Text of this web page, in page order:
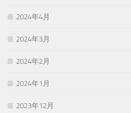
2024年4月
2024年3月
2024年2月
2024年1月
2023年12月